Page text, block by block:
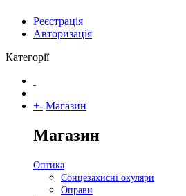
Реєстрація
Авторизація
Категорії
+- Магазин
Магазин
Оптика
Сонцезахисні окуляри
Оправи